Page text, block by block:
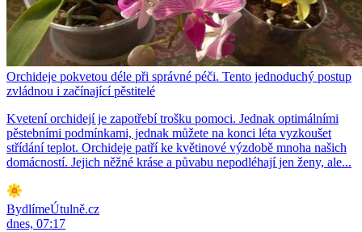
Orchideje pokvetou déle při správné péči. Tento jednoduchý postup
zvládnou i začínající pěstitelé
Kvetení orchidejí je zapotřebí trošku pomoci. Jednak optimálními
pěstebními podmínkami, jednak můžete na konci léta vyzkoušet
střídání teplot. Orchideje patří ke květinové výzdobě mnoha našich
domácností. Jejich něžné kráse a půvabu nepodléhají jen ženy, ale...
BydlímeÚtulně.cz
dnes, 07:17